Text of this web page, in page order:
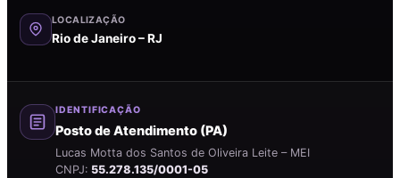
LOCALIZAÇÃO
Rio de Janeiro – RJ
IDENTIFICAÇÃO
Posto de Atendimento (PA)
Lucas Motta dos Santos de Oliveira Leite – MEI
CNPJ: 55.278.135/0001-05